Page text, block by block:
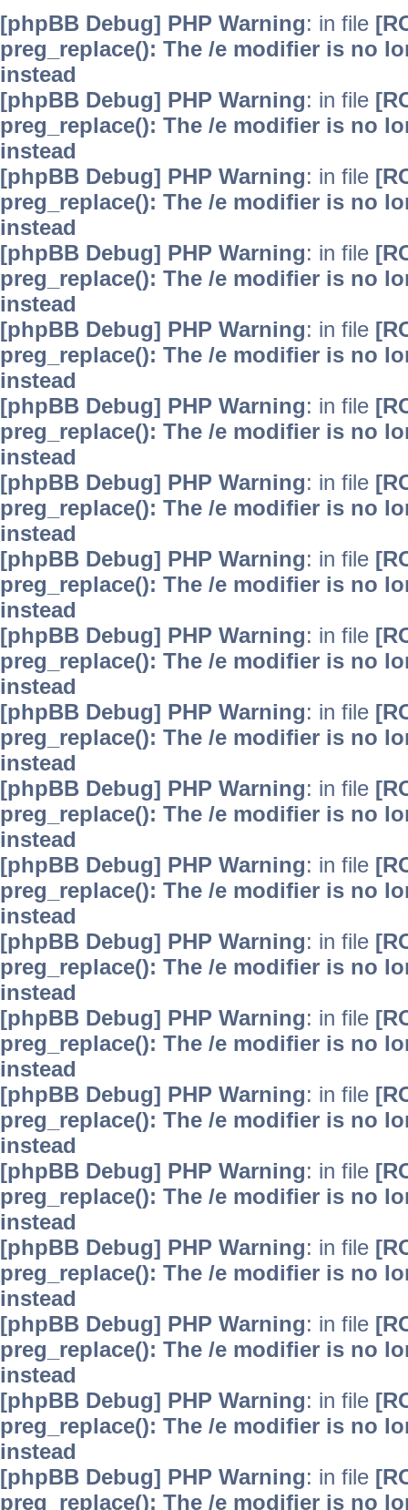
[phpBB Debug] PHP Warning: in file
preg_replace(): The /e modifier is no
instead
[phpBB Debug] PHP Warning: in file
preg_replace(): The /e modifier is no
instead
[phpBB Debug] PHP Warning: in file
preg_replace(): The /e modifier is no
instead
[phpBB Debug] PHP Warning: in file
preg_replace(): The /e modifier is no
instead
[phpBB Debug] PHP Warning: in file
preg_replace(): The /e modifier is no
instead
[phpBB Debug] PHP Warning: in file
preg_replace(): The /e modifier is no
instead
[phpBB Debug] PHP Warning: in file
preg_replace(): The /e modifier is no
instead
[phpBB Debug] PHP Warning: in file
preg_replace(): The /e modifier is no
instead
[phpBB Debug] PHP Warning: in file
preg_replace(): The /e modifier is no
instead
[phpBB Debug] PHP Warning: in file
preg_replace(): The /e modifier is no
instead
[phpBB Debug] PHP Warning: in file
preg_replace(): The /e modifier is no
instead
[phpBB Debug] PHP Warning: in file
preg_replace(): The /e modifier is no
instead
[phpBB Debug] PHP Warning: in file
preg_replace(): The /e modifier is no
instead
[phpBB Debug] PHP Warning: in file
preg_replace(): The /e modifier is no
instead
[phpBB Debug] PHP Warning: in file
preg_replace(): The /e modifier is no
instead
[phpBB Debug] PHP Warning: in file
preg_replace(): The /e modifier is no
instead
[phpBB Debug] PHP Warning: in file
preg_replace(): The /e modifier is no
instead
[phpBB Debug] PHP Warning: in file
preg_replace(): The /e modifier is no
instead
[phpBB Debug] PHP Warning: in file
preg_replace(): The /e modifier is no
instead
[phpBB Debug] PHP Warning: in file
preg_replace(): The /e modifier is no